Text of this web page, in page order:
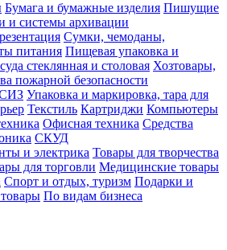
Бумага и бумажные изделия Пишущие
и системы архивации
Сумки, чемоданы,
питания Пищевая упаковка и
стеклянная и столовая Хозтовары,
пожарной безопасности
СИЗ Упаковка и маркировка, тара для
Текстиль Картриджи Компьютеры
Офисная техника Средства
СКУД
и электрика Товары для творчества
для торговли Медицинские товары
Спорт и отдых, туризм Подарки и
По видам бизнеса